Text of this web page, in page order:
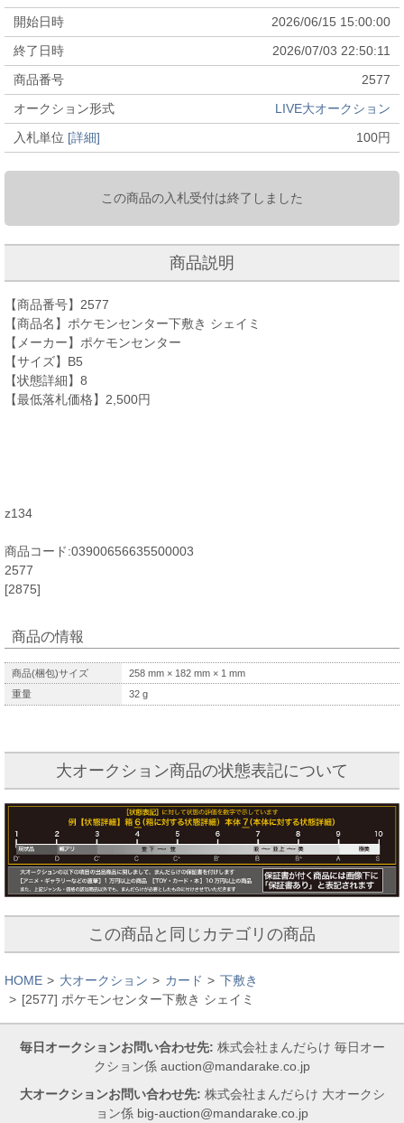
開始日時
2026/06/15 15:00:00
終了日時
2026/07/03 22:50:11
商品番号
2577
オークション形式
LIVE大オークション
入札単位 [詳細] 100円
この商品の入札受付は終了しました
商品説明
【商品番号】2577
【商品名】ポケモンセンター下敷き シェイミ
【メーカー】ポケモンセンター
【サイズ】B5
【状態詳細】8
【最低落札価格】2,500円
z134
商品コード:03900656635500003
2577
[2875]
商品の情報
商品(梱包)サイズ 258 mm × 182 mm × 1 mm
重量
32 g
大オークション商品の状態表記について
この商品と同じカテゴリの商品
HOME 大オークション カード
下敷き
[2577] ポケモンセンター下敷き シェイミ
毎日オークションお問い合わせ先: 株式会社まんだらけ 毎日オー
クション係 auction@mandarake.co.jp
大オークションお問い合わせ先: 株式会社まんだらけ 大オークシ
ョン係 big-auction@mandarake.co.jp